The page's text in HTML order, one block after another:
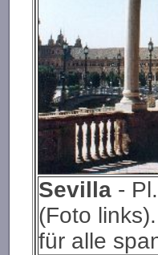
Sevilla -
(Foto links).
für alle